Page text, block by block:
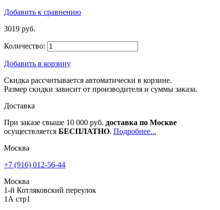
Добавить к сравнению
3019 руб.
Количество:
Добавить в корзину
Скидка рассчитывается автоматически в корзине.
Размер скидки зависит от производителя и суммы заказа.
Доставка
При заказе свыше 10 000 руб. доставка по Москве
осуществляется БЕСПЛАТНО. Подробнее...
Москва
+7 (916) 012-56-44
Москва
1-й Котляковский переулок
1А стр1